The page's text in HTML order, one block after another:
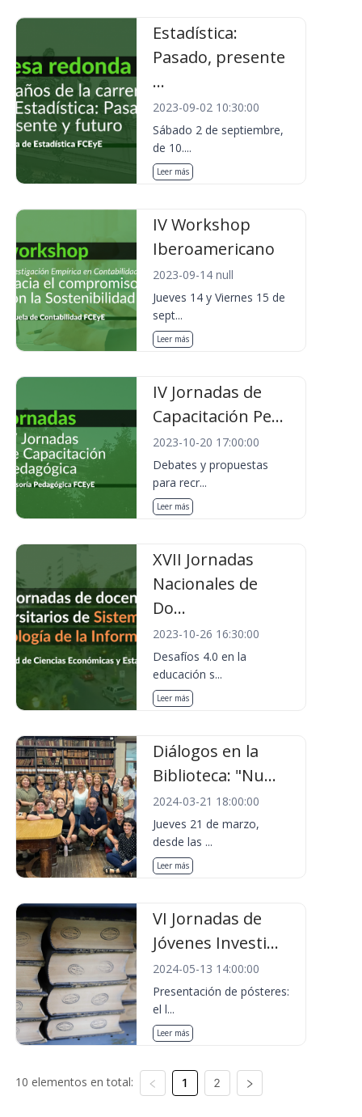
Estadística:
Pasado, presente
...
2023-09-02 10:30:00
Sábado 2 de septiembre,
de 10....
Leer más
IV Workshop
Iberoamericano
2023-09-14 null
Jueves 14 y Viernes 15 de
sept...
Leer más
IV Jornadas de
Capacitación Pe...
2023-10-20 17:00:00
Debates y propuestas
para recr...
Leer más
XVII Jornadas
Nacionales de
Do...
2023-10-26 16:30:00
Desafíos 4.0 en la
educación s...
Leer más
Diálogos en la
Biblioteca: "Nu...
2024-03-21 18:00:00
Jueves 21 de marzo,
desde las ...
Leer más
VI Jornadas de
Jóvenes Investi...
2024-05-13 14:00:00
Presentación de pósteres:
el l...
Leer más
10 elementos en total: 1 2